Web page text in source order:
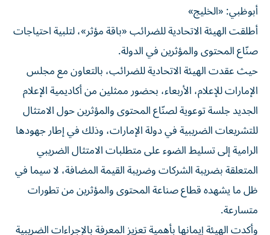
أبوظبي: «الخليج»
أطلقت الهيئة الاتحادية للضرائب «باقة مؤثر»، لتلبية احتياجات
صنّاع المحتوى والمؤثرين في الدولة.
حيث عقدت الهيئة الاتحادية للضرائب، بالتعاون مع مجلس
الإمارات للإعلام، الأربعاء، بحضور ممثلين من أكاديمية الإعلام
الجديد جلسة توعوية لصنّاع المحتوى والمؤثرين حول الامتثال
للتشريعات الضريبية في دولة الإمارات، وذلك في إطار جهودها
الرامية إلى تسليط‏ الضوء على متطلبات الامتثال الضريبي
المتعلقة بضريبة الشركات وضريبة القيمة المضافة، لا سيما في
‏ظل ما يشهده قطاع صناعة المحتوى والمؤثرين من تطورات
متسارعة.
وأكدت الهيئة إيمانها بأهمية تعزيز المعرفة بالإجراءات الضريبية